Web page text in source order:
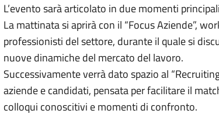
L’evento sarà articolato in due momenti
La mattinata si aprirà con il “Focus Aziende”,
professionisti del settore, durante il quale si
nuove dinamiche del mercato del lavoro.
Successivamente verrà dato spazio al
aziende e candidati, pensata per facilitare il
colloqui conoscitivi e momenti di confronto.